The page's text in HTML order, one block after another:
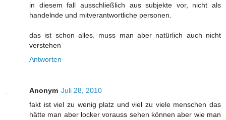
in diesem fall ausschließlich aus subjekte vor, nicht als
handelnde und mitverantwortliche personen.
das ist schon alles. muss man aber natürlich auch nicht
verstehen
Antworten
Anonym Juli 28, 2010
fakt ist viel zu wenig platz und viel zu viele menschen das
hätte man aber locker vorauss sehen können aber wie man